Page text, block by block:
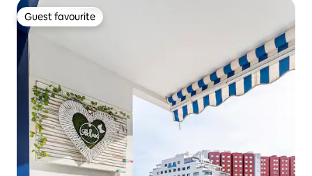
Guest favourite
Guest favourite